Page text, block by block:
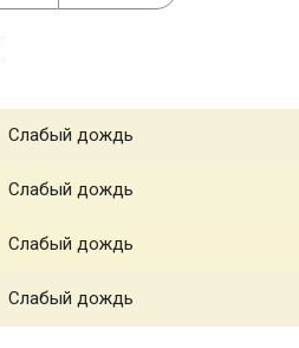
Слабый дождь
Слабый дождь
Слабый дождь
Слабый дождь